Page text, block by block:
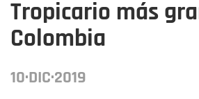
Tropicario más
Colombia
10·DIC·2019